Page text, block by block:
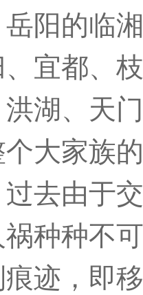
岳阳的临
宜都、
湖、天
大家族
去由于
种种不
迹，即